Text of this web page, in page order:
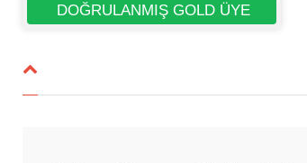
DOĞRULANMIŞ GOLD ÜYE